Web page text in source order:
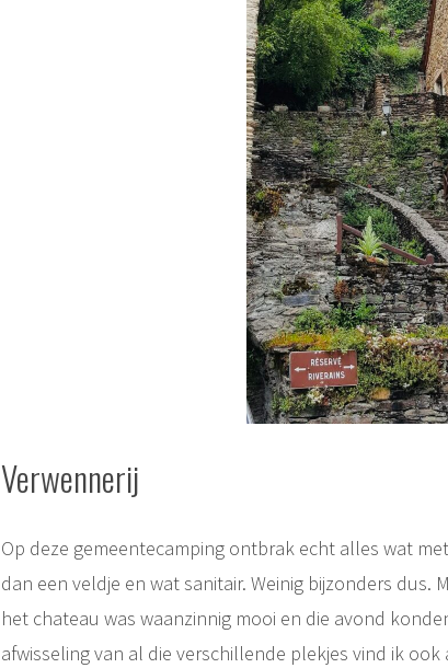
Verwennerij
Op deze gemeentecamping ontbrak echt alles wat
dan een veldje en wat sanitair. Weinig bijzonders dus.
het chateau was waanzinnig mooi en die avond
afwisseling van al die verschillende plekjes vind ik